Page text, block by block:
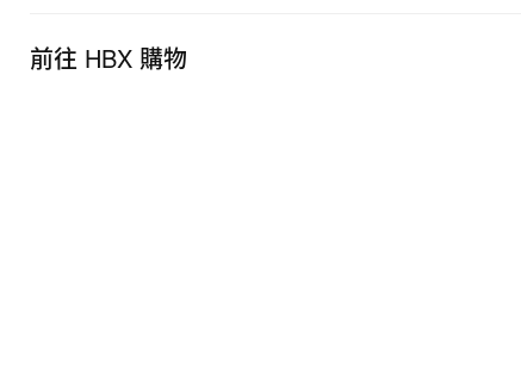
前往 HBX 購物